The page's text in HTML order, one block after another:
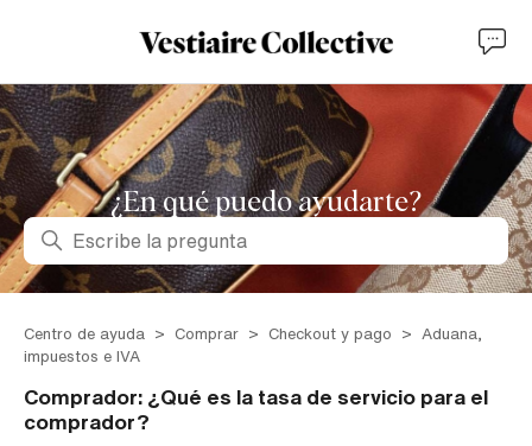
¿En qué puedo ayudarte?
Búsqueda
Centro de ayuda Comprar Checkout y pago
Aduana,
impuestos e IVA
Comprador: ¿Qué es la tasa de servicio para el
comprador?